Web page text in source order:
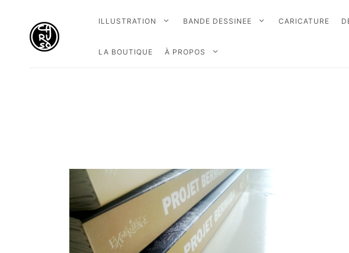
ILLUSTRATION BANDE DESSINEE CARICATURE
LA BOUTIQUE À PROPOS